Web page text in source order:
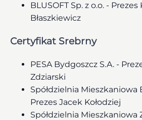
BLUSOFT Sp. z o.o. -
Błaszkiewicz
Certyfikat Srebrny
PESA Bydgoszcz S.A. -
Zdziarski
Spółdzielnia Mieszkaniowa
Prezes Jacek Kołodziej
Spółdzielnia Mieszkaniowa